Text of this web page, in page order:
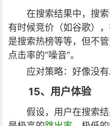
在搜索结果中，搜
有时候竞价（如谷歌）
是搜索热榜等等，但不
点击率的“噪音”。
应对策略：好像没有
15、用户体验
假设，用户在搜索